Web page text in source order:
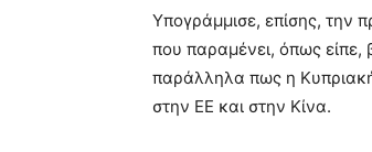
Υπογράμμισε, επίσης, την
που παραμένει, όπως είπε,
παράλληλα πως η
στην ΕΕ και στην Κίνα.